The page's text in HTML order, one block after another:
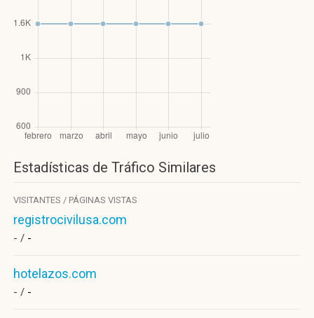
Estadísticas de Tráfico Similares
VISITANTES / PÁGINAS VISTAS
registrocivilusa.com
- / -
hotelazos.com
- / -